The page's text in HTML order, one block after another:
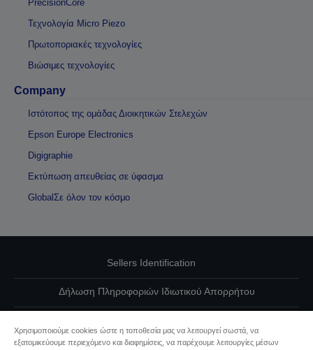
PrecisionCore
Τεχνολογία Micro Piezo
Πρωτοποριακές τεχνολογίες
Βιώσιμες τεχνολογίες
Company
Ιστότοπος της ομάδας Διοικητικών Στελεχών
Epson Europe Electronics
Digigraphie
Εκτύπωση απευθείας σε ύφασμα
GlobalΣε όλον τον κόσμο
Sellers Identification
Δήλωση Πληροφοριών Ιδιωτικού Απορρήτου
Χρησιμοποιούμε cookies ώστε η τοποθεσία μας να λειτουργεί σωστά, να
εξατομικεύουμε περιεχόμενο και διαφημίσεις, να παρέχουμε λειτουργίες μέσων